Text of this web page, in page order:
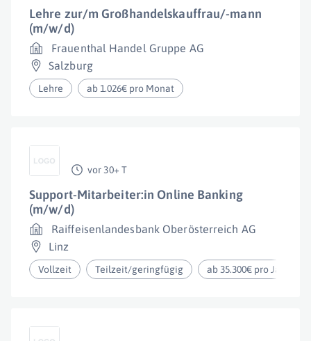
Lehre zur/m Großhandelskauffrau/-mann
(m/w/d)
Frauenthal Handel Gruppe AG
Salzburg
Lehre ab 1.026€ pro Monat
vor 30+ T
Support-Mitarbeiter:in Online Banking
(m/w/d)
Raiffeisenlandesbank Oberösterreich AG
Linz
Vollzeit Teilzeit/geringfügig ab 35.300€ pro Jahr